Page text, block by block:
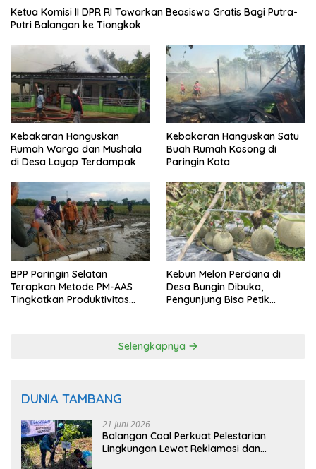
Ketua Komisi II DPR RI Tawarkan Beasiswa Gratis Bagi Putra-
Putri Balangan ke Tiongkok
Kebakaran Hanguskan
Rumah Warga dan Mushala
di Desa Layap Terdampak
Kebakaran Hanguskan Satu
Buah Rumah Kosong di
Paringin Kota
BPP Paringin Selatan
Terapkan Metode PM-AAS
Tingkatkan Produktivitas
Kebun Melon Perdana di
Desa Bungin Dibuka,
Pengunjung Bisa Petik
Selengkapnya
DUNIA TAMBANG
21 Juni 2026
Balangan Coal Perkuat Pelestarian
Lingkungan Lewat Reklamasi dan